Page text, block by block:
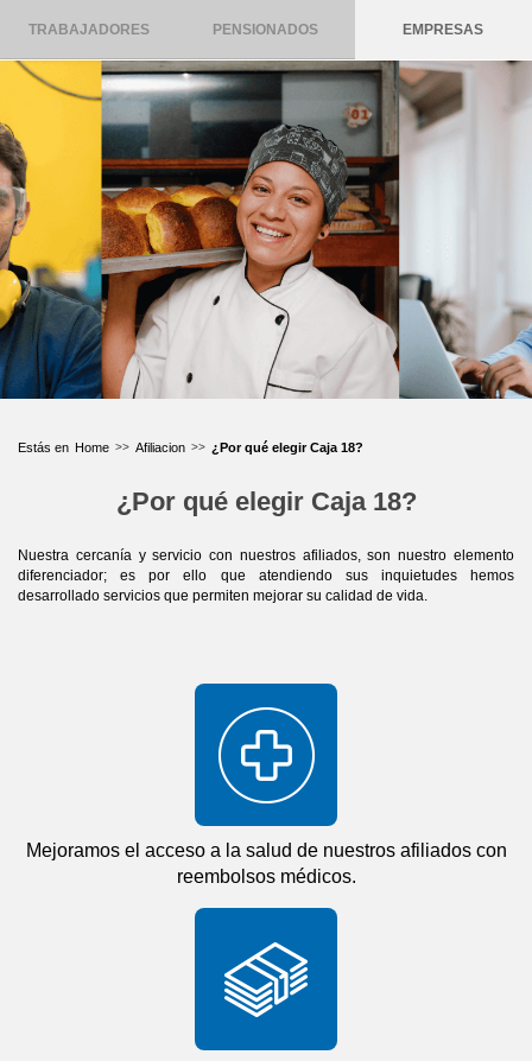
TRABAJADORES PENSIONADOS EMPRESAS
Home Afiliacion ¿Por qué elegir Caja 18?
¿Por qué elegir Caja 18?
Nuestra cercanía y servicio con nuestros afiliados, son nuestro elemento
diferenciador; es por ello que atendiendo sus inquietudes hemos
desarrollado servicios que permiten mejorar su calidad de vida.
Mejoramos el acceso a la salud de nuestros afiliados con
reembolsos médicos.